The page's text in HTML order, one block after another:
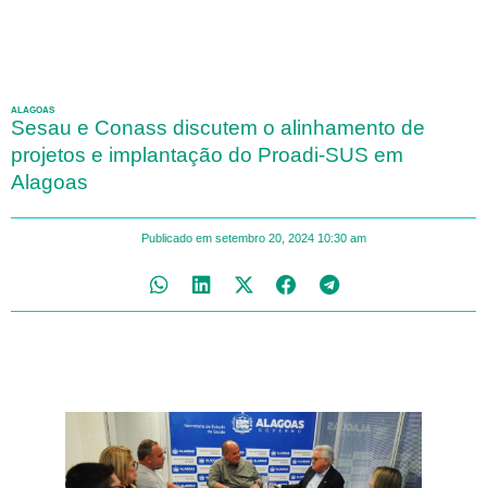
ALAGOAS
Sesau e Conass discutem o alinhamento de
projetos e implantação do Proadi-SUS em
Alagoas
Publicado em setembro 20, 2024 10:30 am